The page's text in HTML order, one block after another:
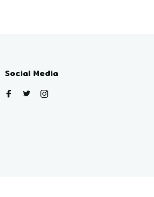
Social Media